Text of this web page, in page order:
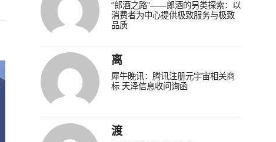
“郎酒之路”——郎酒的另类探索：以
消费者为中心提供极致服务与极致
品质
离
犀牛晚讯：腾讯注册元宇宙相关商
标 天泽信息收问询函
渡